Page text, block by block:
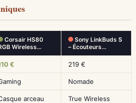
Corsair HS80
Wireless…
Sony LinkBuds S
– Écouteurs…
€ 219 €
Nomade
arceau True Wireless